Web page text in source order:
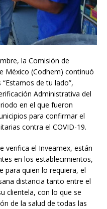
la Comisión de
México (Codhem) continuó
de tu lado”,
Administrativa del
en el que fueron
para confirmar el
contra el COVID-19.
verifica el Inveamex, están
en los establecimientos,
para quien lo requiera, el
distancia tanto entre el
clientela, con lo que se
de la salud de todas las